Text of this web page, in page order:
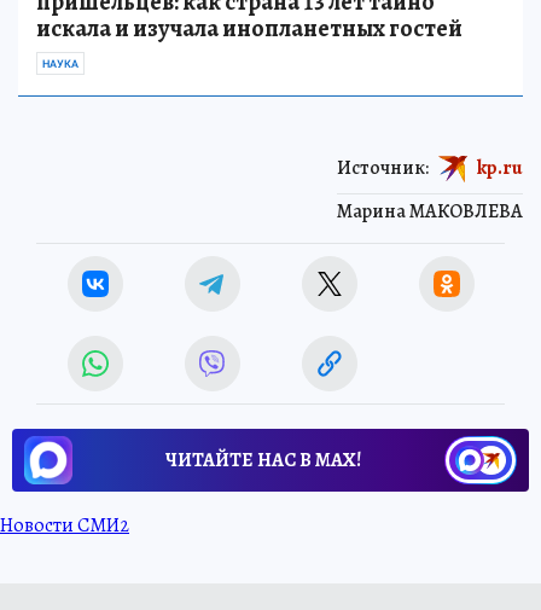
искала и изучала инопланетных гостей
НАУКА
Марина МАКОВЛЕВА
Источник: kp.ru
ЧИТАЙТЕ НАС В МАХ!
Новости СМИ2